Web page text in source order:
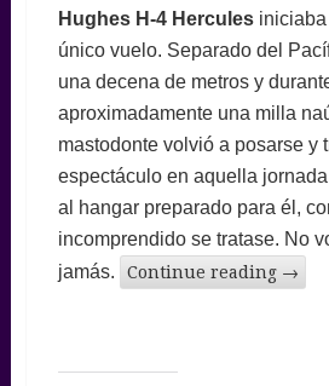
Hughes H-4 Herculesiniciaba
único vuelo. Separado del
una decena de metros y
aproximadamente una milla
mastodonte volvió a posarse y
espectáculo en aquella
al hangar preparado para él,
incomprendido se tratase. No
jamás.
Continue reading →